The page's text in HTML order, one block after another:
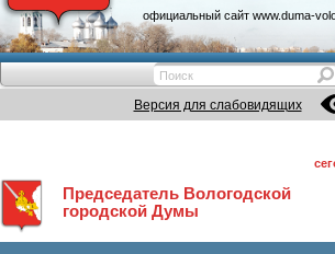
официальный сайт www.duma-
Версия для слабовидящих
Председатель Вологодской
городской Думы